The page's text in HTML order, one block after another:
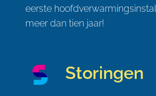
eerste
meer dan tien jaar!
Storingen